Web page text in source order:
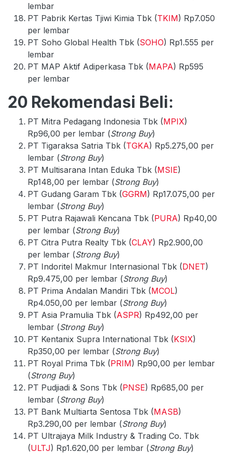
lembar
PT Pabrik Kertas Tjiwi Kimia Tbk (TKIM) Rp7.050
per lembar
PT Soho Global Health Tbk (SOHO) Rp1.555 per
lembar
PT MAP Aktif Adiperkasa Tbk (MAPA) Rp595
per lembar
20 Rekomendasi Beli:
PT Mitra Pedagang Indonesia Tbk (MPIX)
Rp96,00 per lembar (Strong Buy)
PT Tigaraksa Satria Tbk (TGKA) Rp5.275,00 per
lembar (Strong Buy)
PT Multisarana Intan Eduka Tbk (MSIE)
Rp148,00 per lembar (Strong Buy)
PT Gudang Garam Tbk (GGRM) Rp17.075,00 per
lembar (Strong Buy)
PT Putra Rajawali Kencana Tbk (PURA) Rp40,00
per lembar (Strong Buy)
PT Citra Putra Realty Tbk (CLAY) Rp2.900,00
per lembar (Strong Buy)
PT Indoritel Makmur Internasional Tbk (DNET)
Rp9.475,00 per lembar (Strong Buy)
PT Prima Andalan Mandiri Tbk (MCOL)
Rp4.050,00 per lembar (Strong Buy)
PT Asia Pramulia Tbk (ASPR) Rp492,00 per
lembar (Strong Buy)
PT Kentanix Supra International Tbk (KSIX)
Rp350,00 per lembar (Strong Buy)
PT Royal Prima Tbk (PRIM) Rp90,00 per lembar
(Strong Buy)
PT Pudjiadi & Sons Tbk (PNSE) Rp685,00 per
lembar (Strong Buy)
PT Bank Multiarta Sentosa Tbk (MASB)
Rp3.290,00 per lembar (Strong Buy)
PT Ultrajaya Milk Industry & Trading Co. Tbk
(ULTJ) Rp1.620,00 per lembar (Strong Buy)